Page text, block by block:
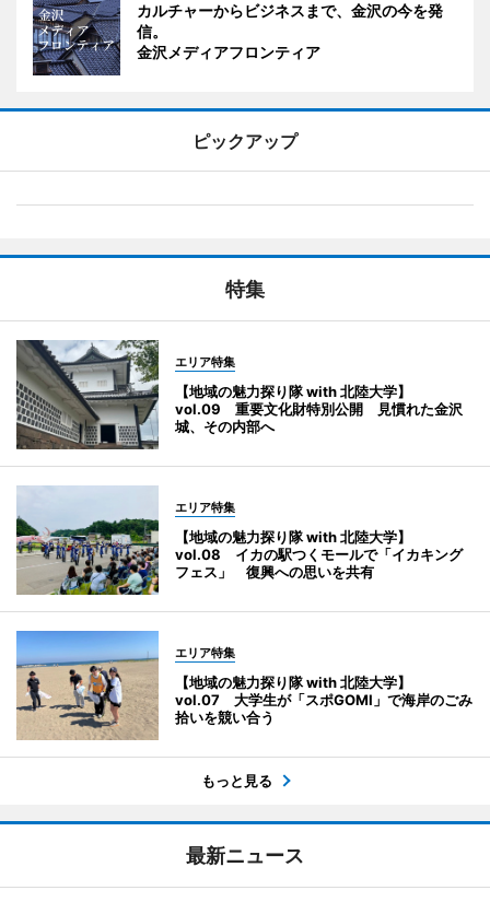
カルチャーからビジネスまで、金沢の今を発
信。
金沢メディアフロンティア
ピックアップ
特集
エリア特集
【地域の魅力探り隊 with 北陸大学】
vol.09 重要文化財特別公開 見慣れた金沢
城、その内部へ
エリア特集
【地域の魅力探り隊 with 北陸大学】
vol.08 イカの駅つくモールで「イカキング
フェス」 復興への思いを共有
エリア特集
【地域の魅力探り隊 with 北陸大学】
vol.07 大学生が「スポGOMI」で海岸のごみ
拾いを競い合う
もっと見る
最新ニュース